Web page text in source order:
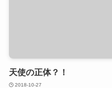
天使の正体？！
2018-10-27